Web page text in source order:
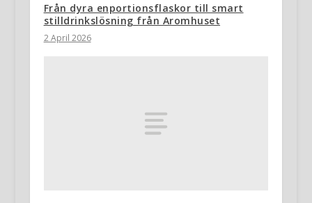
Från dyra enportionsflaskor till smart
stilldrinkslösning från Aromhuset
2 April 2026